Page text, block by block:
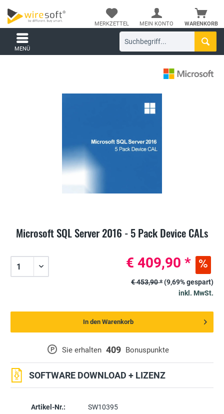
WARENKORB
MERKZETTEL MEIN KONTO
MENÜ
Microsoft SQL Server 2016 - 5 Pack Device CALs
Artikel-Nr.:
SW10395
P Sie erhalten 409 Bonuspunkte
SOFTWARE DOWNLOAD + LIZENZ
€ 409,90 *
€ 453,90 *(9,69% gespart)
inkl. MwSt.
In den Warenkorb